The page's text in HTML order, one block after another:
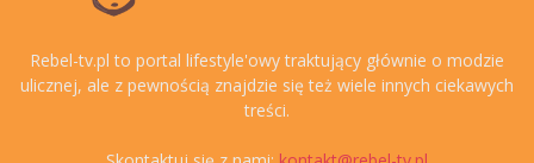
Rebel-tv.pl to portal lifestyle'owy traktujący głównie o modzie
ulicznej, ale z pewnością znajdzie się też wiele innych ciekawych
treści.